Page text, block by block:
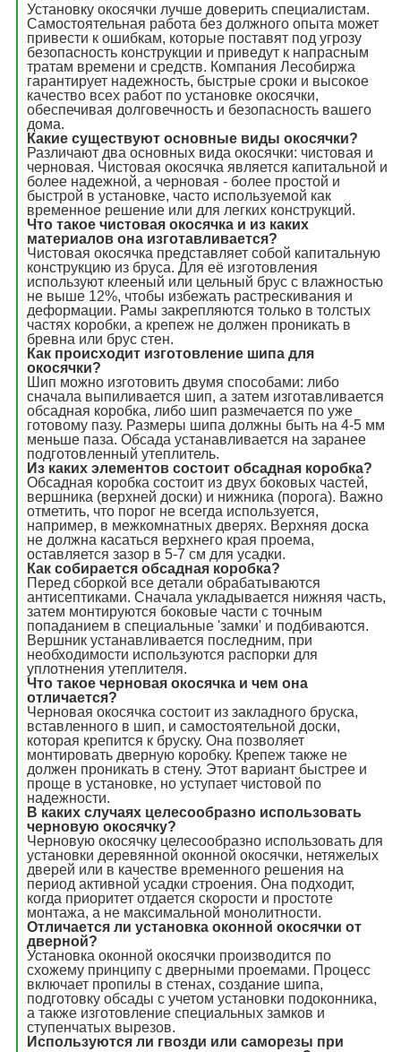
Установку окосячки лучше доверить специалистам.
Самостоятельная работа без должного опыта может
привести к ошибкам, которые поставят под угрозу
безопасность конструкции и приведут к напрасным
тратам времени и средств. Компания Лесобиржа
гарантирует надежность, быстрые сроки и высокое
качество всех работ по установке окосячки,
обеспечивая долговечность и безопасность вашего
дома.
Какие существуют основные виды окосячки?
Различают два основных вида окосячки: чистовая и
черновая. Чистовая окосячка является капитальной и
более надежной, а черновая - более простой и
быстрой в установке, часто используемой как
временное решение или для легких конструкций.
Что такое чистовая окосячка и из каких
материалов она изготавливается?
Чистовая окосячка представляет собой капитальную
конструкцию из бруса. Для её изготовления
используют клееный или цельный брус с влажностью
не выше 12%, чтобы избежать растрескивания и
деформации. Рамы закрепляются только в толстых
частях коробки, а крепеж не должен проникать в
бревна или брус стен.
Как происходит изготовление шипа для
окосячки?
Шип можно изготовить двумя способами: либо
сначала выпиливается шип, а затем изготавливается
обсадная коробка, либо шип размечается по уже
готовому пазу. Размеры шипа должны быть на 4-5 мм
меньше паза. Обсада устанавливается на заранее
подготовленный утеплитель.
Из каких элементов состоит обсадная коробка?
Обсадная коробка состоит из двух боковых частей,
вершника (верхней доски) и нижника (порога). Важно
отметить, что порог не всегда используется,
например, в межкомнатных дверях. Верхняя доска
не должна касаться верхнего края проема,
оставляется зазор в 5-7 см для усадки.
Как собирается обсадная коробка?
Перед сборкой все детали обрабатываются
антисептиками. Сначала укладывается нижняя часть,
затем монтируются боковые части с точным
попаданием в специальные 'замки' и подбиваются.
Вершник устанавливается последним, при
необходимости используются распорки для
уплотнения утеплителя.
Что такое черновая окосячка и чем она
отличается?
Черновая окосячка состоит из закладного бруска,
вставленного в шип, и самостоятельной доски,
которая крепится к бруску. Она позволяет
монтировать дверную коробку. Крепеж также не
должен проникать в стену. Этот вариант быстрее и
проще в установке, но уступает чистовой по
надежности.
В каких случаях целесообразно использовать
черновую окосячку?
Черновую окосячку целесообразно использовать для
установки деревянной оконной окосячки, нетяжелых
дверей или в качестве временного решения на
период активной усадки строения. Она подходит,
когда приоритет отдается скорости и простоте
монтажа, а не максимальной монолитности.
Отличается ли установка оконной окосячки от
дверной?
Установка оконной окосячки производится по
схожему принципу с дверными проемами. Процесс
включает пропилы в стенах, создание шипа,
подготовку обсады с учетом установки подоконника,
а также изготовление специальных замков и
ступенчатых вырезов.
Используются ли гвозди или саморезы при